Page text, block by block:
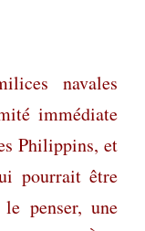
navales
immédiate
Philippins, et
pourrait être
penser, une